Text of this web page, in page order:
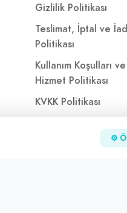
Gizlilik Politikası
Teslimat, İptal ve
Politikası
Kullanım Koşulları ve
Hizmet Politikası
KVKK Politikası
Aydınlatma Metni⚙